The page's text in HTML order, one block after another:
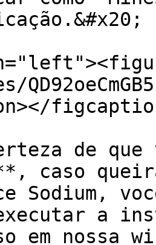
de que
caso
Sodium,
a
em nossa